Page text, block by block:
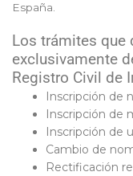
España.
Los trámites que
exclusivamente
Registro Civil de
Inscripción de
Inscripción de
Inscripción de
Cambio de
Rectificación